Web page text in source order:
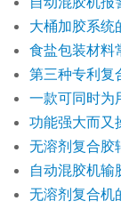
大桶加胶系统
第三种专利复
功能强大而又
自动混胶机输
无溶剂复合机